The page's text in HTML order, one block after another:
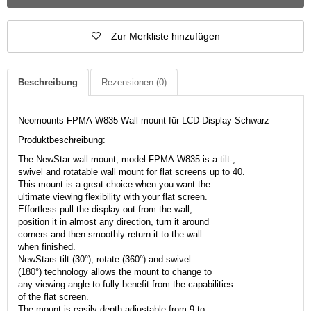
Zur Merkliste hinzufügen
Beschreibung Rezensionen (0)
Neomounts FPMA-W835 Wall mount für LCD-Display Schwarz
Produktbeschreibung:
The NewStar wall mount, model FPMA-W835 is a tilt-,
swivel and rotatable wall mount for flat screens up to 40.
This mount is a great choice when you want the
ultimate viewing flexibility with your flat screen.
Effortless pull the display out from the wall,
position it in almost any direction, turn it around
corners and then smoothly return it to the wall
when finished.
NewStars tilt (30°), rotate (360°) and swivel
(180°) technology allows the mount to change to
any viewing angle to fully benefit from the capabilities
of the flat screen.
The mount is easily depth adjustable from 9 to